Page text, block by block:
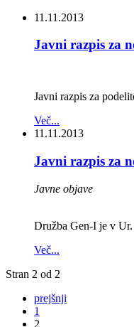
11.11.2013
Javni razpis za
Javni razpis za
Več...
11.11.2013
Javni razpis za
Javne objave
Družba Gen-I je v
Več...
Stran 2 od 2
prejšnji
1
2